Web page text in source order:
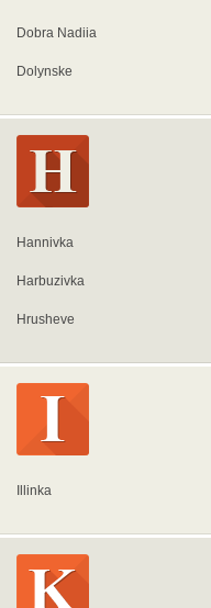
Dobra Nadiia
Dolynske
Hannivka
Harbuzivka
Hrusheve
Illinka